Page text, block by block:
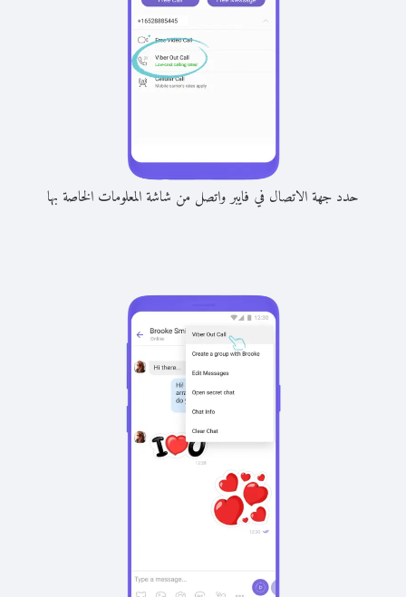
حدد جهة الاتصال في فايبر واتصل من شاشة المعلومات الخاصة بها